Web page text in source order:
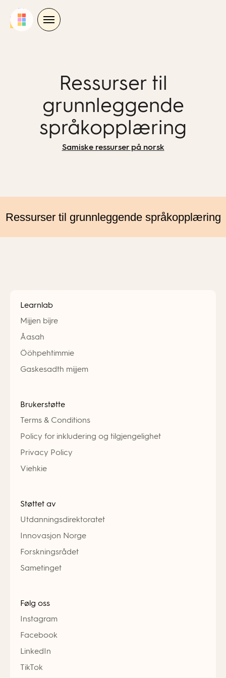
Ressurser til
grunnleggende
språkopplæring
Samiske ressurser på norsk
Ressurser til grunnleggende språkopplæring
Learnlab
Mijjen bïjre
Åasah
Ööhpehtimmie
Gaskesadth mijjem
Brukerstøtte
Terms & Conditions
Policy for inkludering og tilgjengelighet
Privacy Policy
Viehkie
Støttet av
Utdanningsdirektoratet
Innovasjon Norge
Forskningsrådet
Sametinget
Følg oss
Instagram
Facebook
LinkedIn
TikTok